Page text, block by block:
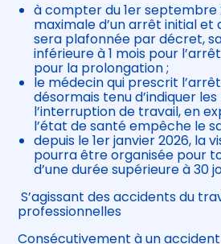
à compter du 1er septembre
maximale d’un arrêt initial
sera plafonnée par décret,
inférieure à 1 mois pour
pour la prolongation ;
le médecin qui prescrit
désormais tenu d’indiquer
l’interruption de travail, en
l’état de santé empêche le
depuis le 1er janvier 2026, la
pourra être organisée pour
d’une durée supérieure à 30
S’agissant des accidents du
professionnelles
Consécutivement à un